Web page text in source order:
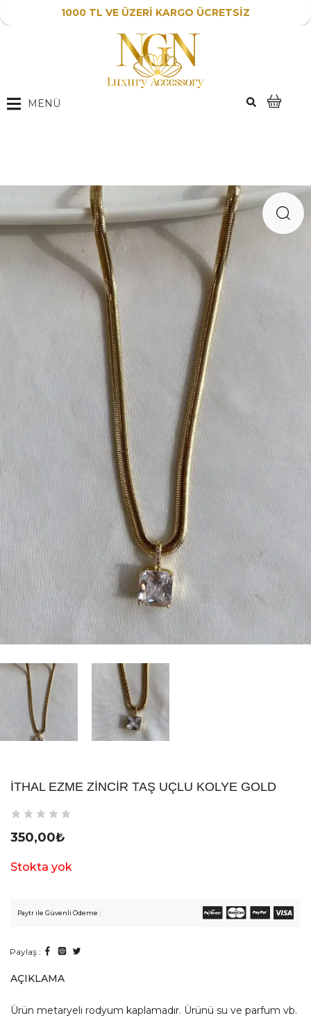
1000 TL VE ÜZERİ KARGO ÜCRETSİZ
MENÜ
İTHAL EZME ZINCIR TAŞ UÇLU KOLYE GOLD
350,00₺
Stokta yok
Paytr ile Güvenli Ödeme :
Paylaş :
AÇIKLAMA
Ürün metaryeli rodyum kaplamadır. Ürünü su ve parfum vb.